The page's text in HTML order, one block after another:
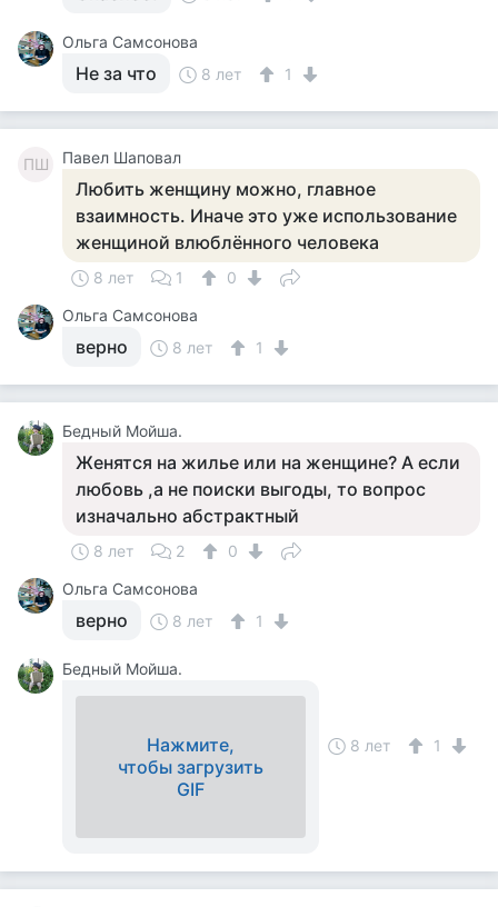
Ольга Самсонова
Не за что 8 лет 1
ПШ Павел Шаповал
Любить женщину можно, главное
взаимность. Иначе это уже использование
женщиной влюблённого человека
8 лет 1
0
Ольга Самсонова
верно 8 лет 1
Бедный Мойша.
Женятся на жилье или на женщине? А если
любовь ,а не поиски выгоды, то вопрос
изначально абстрактный
8 лет 2
0
Ольга Самсонова
верно 8 лет 1
Бедный Мойша.
Нажмите,
чтобы загрузить
GIF
8 лет 1